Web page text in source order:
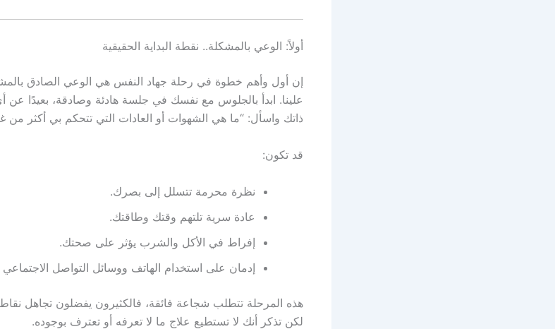
أولاً: الوعي بالمشكلة.. نقطة البداية الحقيقية
إن أول وأهم خطوة في رحلة جهاد النفس هي الوعي الصادق
علينا. ابدأ بالجلوس مع نفسك في جلسة هادئة وصادقة، بعيدًا
ذاتك واسأل: “ما هي الشهوات أو العادات التي تتحكم بي أكثر من
قد تكون:
نظرة محرمة تتسلل إلى بصرك.
عادة سرية تلتهم وقتك وطاقتك.
إفراط في الأكل والشرب يؤثر على صحتك.
إدمان على استخدام الهاتف ووسائل التواصل
هذه المرحلة تتطلب شجاعة فائقة، فالكثيرون يفضلون تجاهل
لكن تذكر أنك لا تستطيع علاج ما لا تعرفه أو تعترف بوجوده.